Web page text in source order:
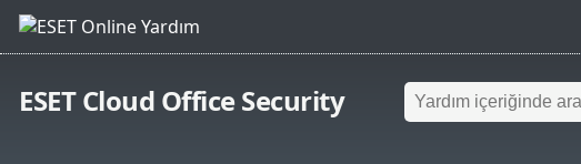
ESET Cloud Office Security